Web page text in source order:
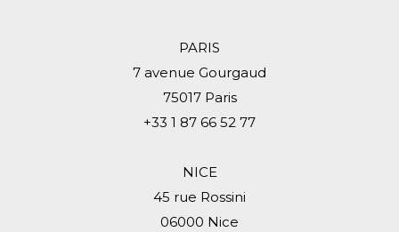
PARIS
7 avenue Gourgaud
75017 Paris
+33 1 87 66 52 77
NICE
45 rue Rossini
06000 Nice